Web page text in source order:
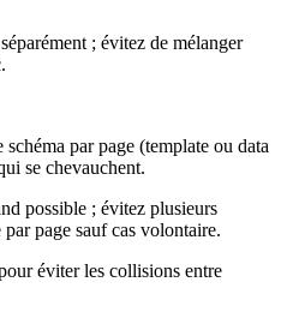
; évitez de mélanger
par page (template ou data
se chevauchent.
possible ; évitez plusieurs
page sauf cas volontaire.
éviter les collisions entre